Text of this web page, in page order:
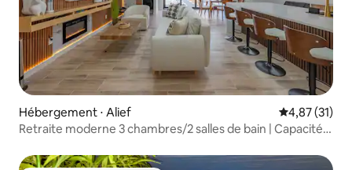
Hébergement ⋅ Alief Évaluation
4,87 (31)
Retraite moderne 3 chambres/2 salles de bain | Capacité